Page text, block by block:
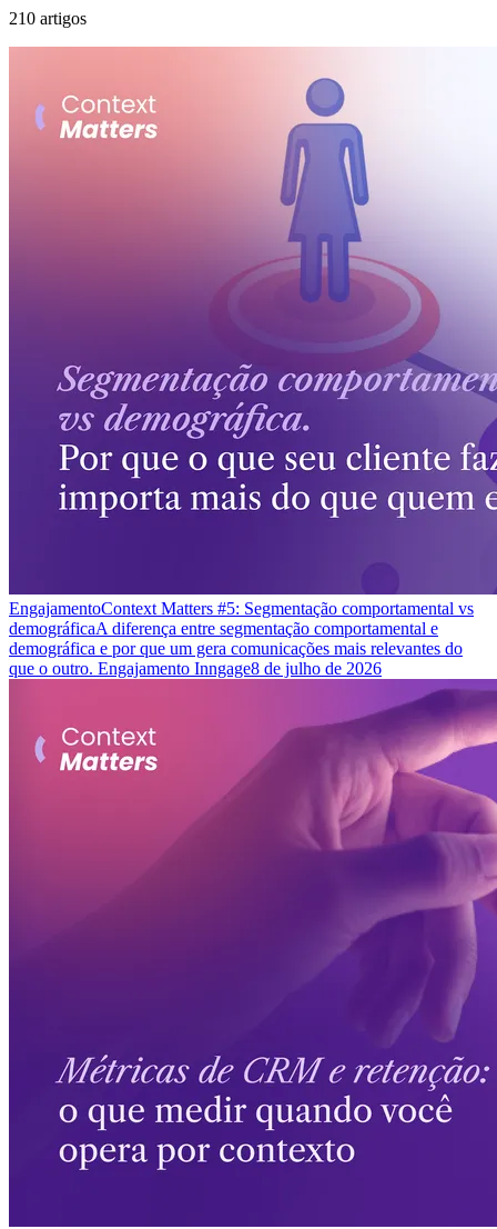
210 artigos
EngajamentoContext Matters #5: Segmentação comportamental vs
demográficaA diferença entre segmentação comportamental e
demográfica e por que um gera comunicações mais relevantes do
que o outro. Engajamento Inngage8 de julho de 2026